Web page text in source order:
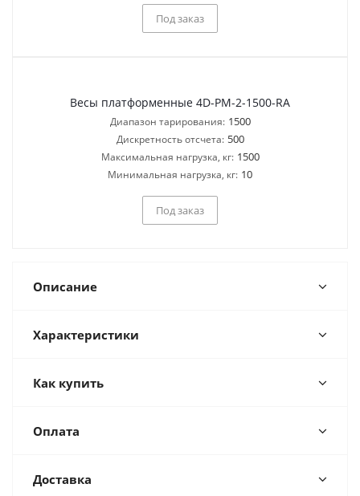
Под заказ
Весы платформенные 4D-PM-2-1500-RA
Диапазон тарирования: 1500
Дискретность отсчета: 500
Максимальная нагрузка, кг: 1500
Минимальная нагрузка, кг: 10
Под заказ
Описание
Характеристики
Как купить
Оплата
Доставка